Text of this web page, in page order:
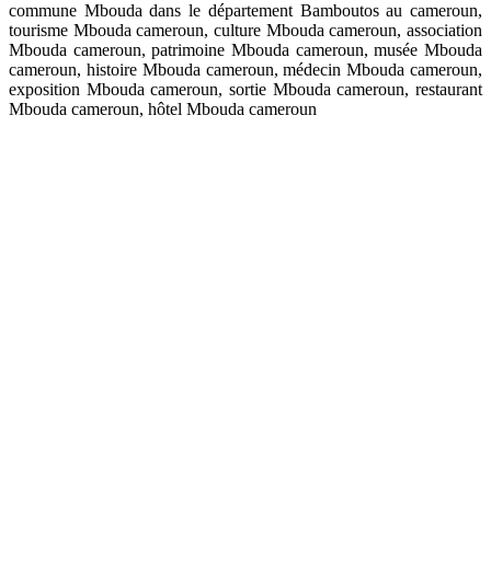
commune Mbouda dans le département Bamboutos au cameroun,
tourisme Mbouda cameroun, culture Mbouda cameroun, association
Mbouda cameroun, patrimoine Mbouda cameroun, musée Mbouda
cameroun, histoire Mbouda cameroun, médecin Mbouda cameroun,
exposition Mbouda cameroun, sortie Mbouda cameroun, restaurant
Mbouda cameroun, hôtel Mbouda cameroun